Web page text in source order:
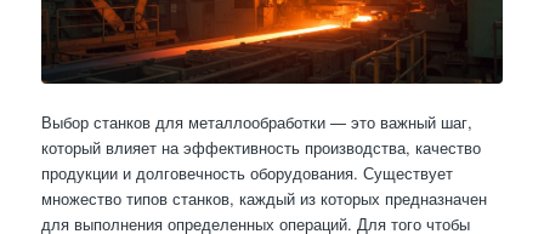
Выбор станков для металлообработки — это важный шаг,
который влияет на эффективность производства, качество
продукции и долговечность оборудования. Существует
множество типов станков, каждый из которых предназначен
для выполнения определенных операций. Для того чтобы